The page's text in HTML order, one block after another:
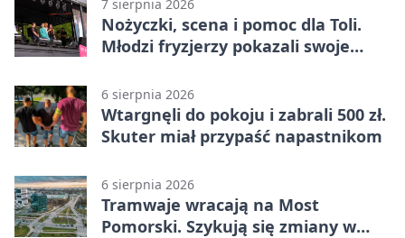
7 sierpnia 2026
Nożyczki, scena i pomoc dla Toli.
Młodzi fryzjerzy pokazali swoje
6 sierpnia 2026
Wtargnęli do pokoju i zabrali 500 zł.
Skuter miał przypaść napastnikom
6 sierpnia 2026
Tramwaje wracają na Most
Pomorski. Szykują się zmiany w